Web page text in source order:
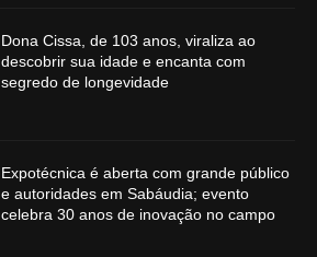
Dona Cissa, de 103 anos, viraliza ao
descobrir sua idade e encanta com
segredo de longevidade
Expotécnica é aberta com grande público
e autoridades em Sabáudia; evento
celebra 30 anos de inovação no campo